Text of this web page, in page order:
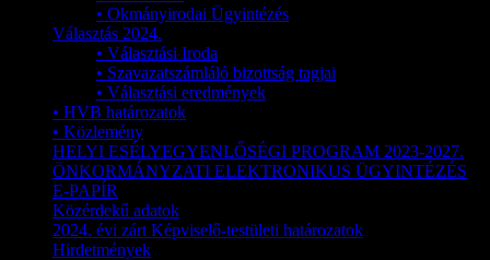
• Okmányirodai Ügyintézés
Választás 2024.
• Választási Iroda
• Szavazatszámláló bizottság tagjai
• Választási eredmények
• HVB határozatok
• Közlemény
HELYI ESÉLYEGYENLŐSÉGI PROGRAM 2023-2027.
ÖNKORMÁNYZATI ELEKTRONIKUS ÜGYINTÉZÉS
E-PAPÍR
Közérdekű adatok
2024. évi zárt Képviselő-testületi határozatok
Hirdetmények